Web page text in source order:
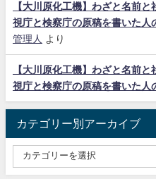
【大川原化工機】わざと名前
視庁と検察庁の原稿を書いた人
管理人
より
【大川原化工機】わざと名前
視庁と検察庁の原稿を書いた人
カテゴリー別アーカイブ